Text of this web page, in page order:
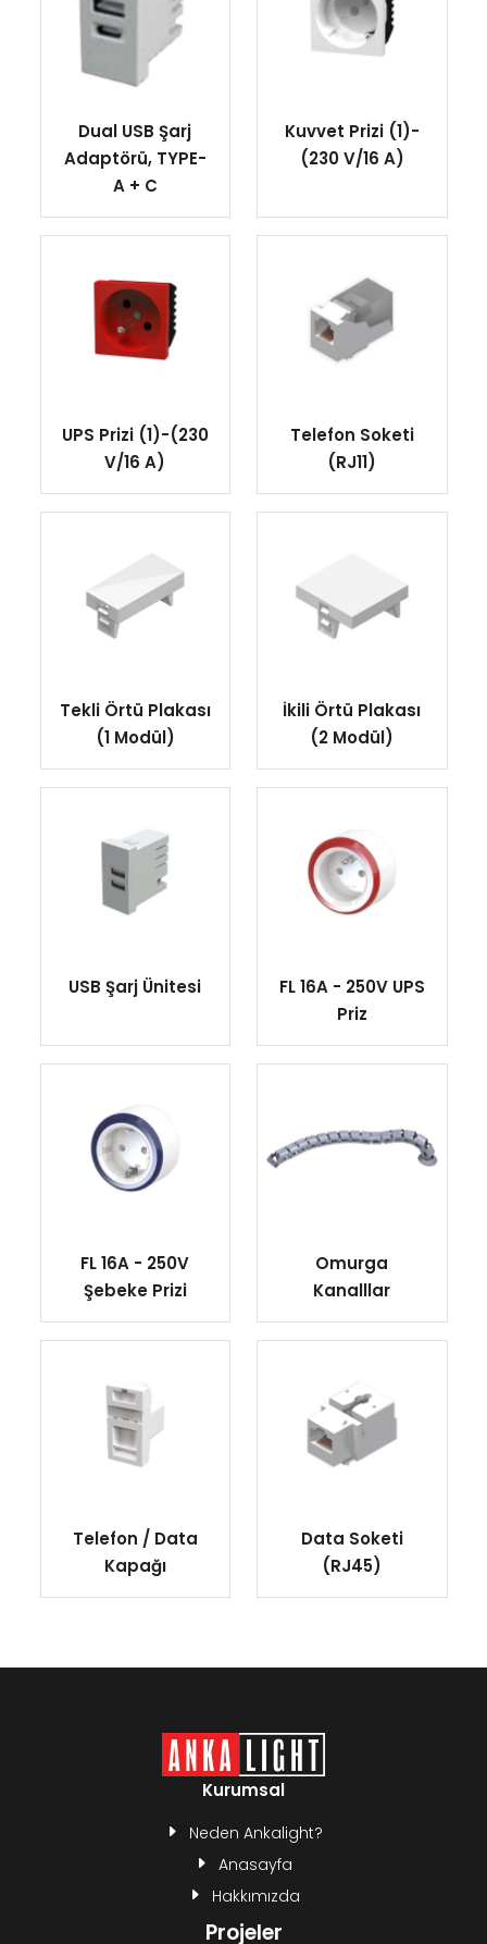
Dual USB Şarj
Adaptörü, TYPE-
A + C
Kuvvet Prizi (1)-
(230 V/16 A)
UPS Prizi (1)-(230
V/16 A)
Telefon Soketi
(RJ11)
Tekli Örtü Plakası
(1 Modül)
İkili Örtü Plakası
(2 Modül)
USB Şarj Ünitesi
FL 16A - 250V UPS
Priz
FL 16A - 250V
Şebeke Prizi
Omurga
Kanalllar
Telefon / Data
Kapağı
Data Soketi
(RJ45)
Kurumsal
Neden Ankalight?
Anasayfa
Hakkımızda
Projeler